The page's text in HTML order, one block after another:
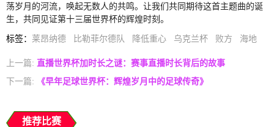
荡岁月的河流，唤起无数人的共鸣。让我们共同期待这首主题曲的诞
生，共同见证第十三届世界杯的辉煌时刻。
标签： 莱昂纳德 比勒菲尔德队 降低重心 乌克兰杯 败方 海地
上一篇: 直播世界杯加时长之谜：赛事直播时长背后的故事
下一篇: 《早年足球世界杯：辉煌岁月中的足球传奇》
推荐比赛